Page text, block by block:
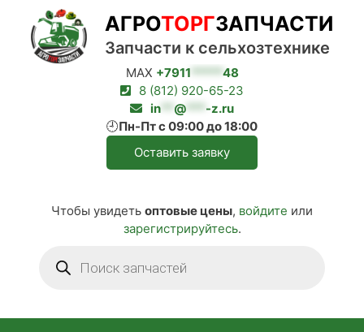
Перейти
содержимому
MAX +7911 ***** 48
8 (812) 920-65-23
in
@ *** -z.ru
🕘Пн-Пт с 09:00 до 18:00
Оставить заявку
Чтобы увидеть оптовые цены, войдите или
зарегистрируйтесь.
товаров
АГРОТОРГЗАПЧАСТИ
Запчасти к сельхозтехнике